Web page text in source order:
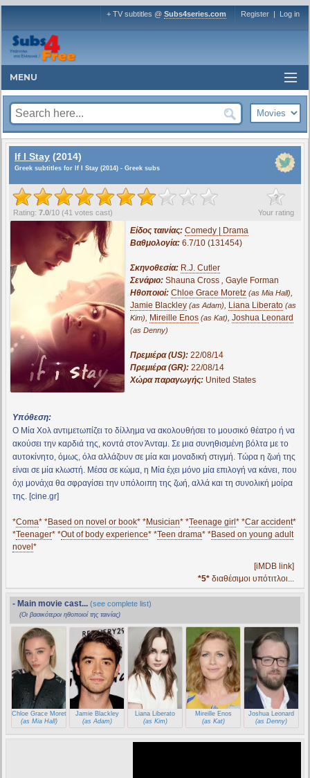
+ TV subtitles @ Subs4series.com Register | Log in
MENU
If I Stay (2014)
Greek subtitles for If I Stay (2014) - Greek subs
?
Your rating
Rating: 7.0/10 (41 votes cast)
Είδος ταινίας: Comedy | Drama
Βαθμολογία: 6.7/10 (131454)
Σκηνοθεσία: R.J. Cutler
Σενάριο: Shauna Cross, Gayle Forman
Ηθοποιοί: Chloe Grace Moretz (as Mia Hall),
Jamie Blackley (as Adam), Liana Liberato (as
Kim), Mireille Enos (as Kat), Joshua Leonard
(as Denny)
Πρεμιέρα (US): 22/08/14
Πρεμιέρα (GR): 22/08/14
Χώρα παραγωγής: United States
Υπόθεση:
Ο Μία Χολ αντιμετωπίζει το δίλλημα να ακολουθήσει το μουσικό θέατρο ή να
ακούσει την καρδιά της, κοντά στον Άνταμ. Σε μια συνηθισμένη βόλτα με το
αυτοκίνητο, όμως, όλα αλλάζουν σε μία και μοναδική στιγμή. Τώρα η ζωή της
είναι σε μία κλωστή. Μέσα σε κώμα, η Μία έχει μόνο μία επιλογή να κάνει, που
όχι μονάχα θα σφραγίσει την υπόλοιπη της ζωή, αλλά και τη συνολική μοίρα
της. [cine.gr]
*Coma* *Based on novel or book* *Musician* *Teenage girl * *Car accident*
*Teenager* *Out of body experience* *Teen drama* *Based on young adult
novel *
[iMDB link]
*5* διαθέσιμοι υπότιτλοι...
- Main movie cast... (see complete list)
(Οι βασικότεροι ηθοποιοί της ταινίας)
Chloe Grace Moretz
(as Mia Hall)
Jamie Blackley
(as Adam)
Liana Liberato
(as Kim)
Mireille Enos
(as Kat)
Joshua Leonard
(as Denny)